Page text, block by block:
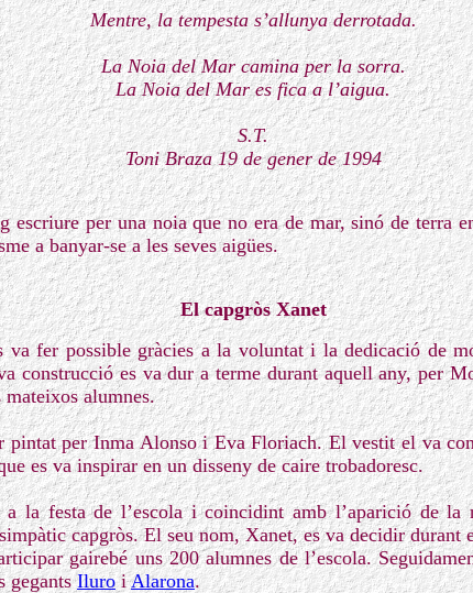
Mentre, la tempesta s’allunya derrotada.
La Noia del Mar camina per la sorra.
La Noia del Mar es fica a l’aigua.
S.T.
Toni Braza 19 de gener de 1994
escriure per una noia que no era de mar, sinó de terra
a banyar-se a les seves aigües.
El capgròs Xanet
va fer possible gràcies a la voluntat i la dedicació de
construcció es va dur a terme durant aquell any, per
mateixos alumnes.
pintat per Inma Alonso i Eva Floriach. El vestit el va
es va inspirar en un disseny de caire trobadoresc.
la festa de l’escola i coincidint amb l’aparició de la
capgròs. El seu nom, Xanet, es va decidir durant
gairebé uns 200 alumnes de l’escola.
gegantsIluroiAlarona.